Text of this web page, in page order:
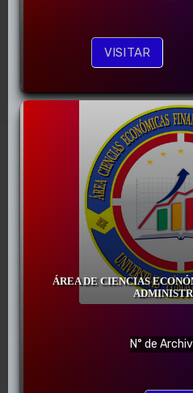
VISITAR
ÁREA DE CIENCIAS
N° de